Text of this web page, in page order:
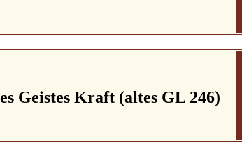
Geistes Kraft (altes GL 246)